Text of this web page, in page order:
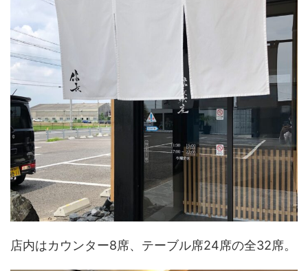
店内はカウンター8席、テーブル席24席の全32席。